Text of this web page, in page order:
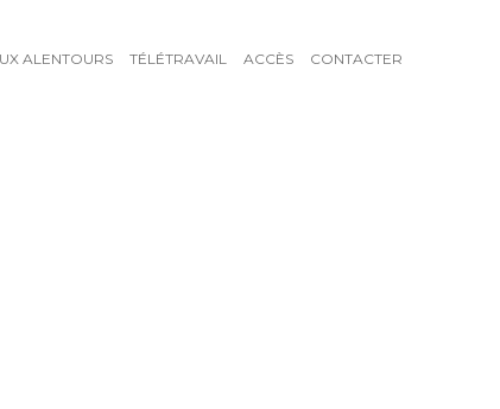
ALENTOURS TÉLÉTRAVAIL ACCÈS CONTACTER